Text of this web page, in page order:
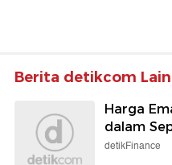
Berita detikcom
Harga
dalam
detikFinance